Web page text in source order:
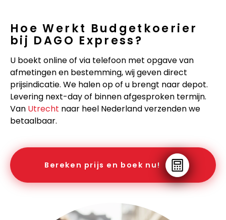
Hoe Werkt Budgetkoerier
bij DAGO Express?
U boekt online of via telefoon met opgave van
afmetingen en bestemming, wij geven direct
prijsindicatie. We halen op of u brengt naar depot.
Levering next-day of binnen afgesproken termijn.
Van Utrecht naar heel Nederland verzenden we
betaalbaar.
Bereken prijs en boek nu!